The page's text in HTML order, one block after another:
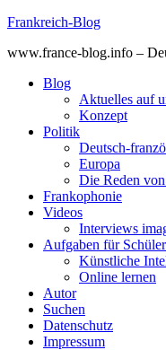
Skip
content
Frankreich-Blog
www.france-blog.info –
Blog
Aktuelles auf
Konzept
Politik
Deutsch-
Europa
Die Reden
Frankophonie
Videos
Interviews
Aufgaben für Schüler
Künstliche
Online lernen
Autor
Suchen
Datenschutz
Impressum